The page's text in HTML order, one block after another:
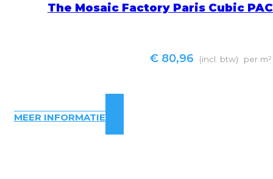
The Mosaic Factory Paris Cubic
€80,96 (incl. btw) per m²
MEER INFORMATIE